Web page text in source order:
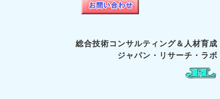
総合技術コンサルティング＆人材育成
ジャパン・リサーチ・ラボ